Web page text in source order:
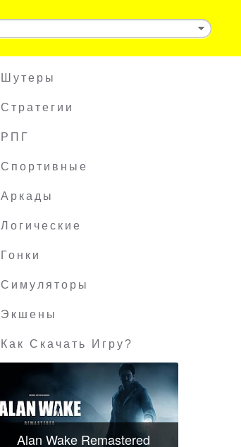
Шутеры
Стратегии
РПГ
Спортивные
Аркады
Логические
Гонки
Симуляторы
Экшены
Как Скачать Игру?
Alan Wake Remastered